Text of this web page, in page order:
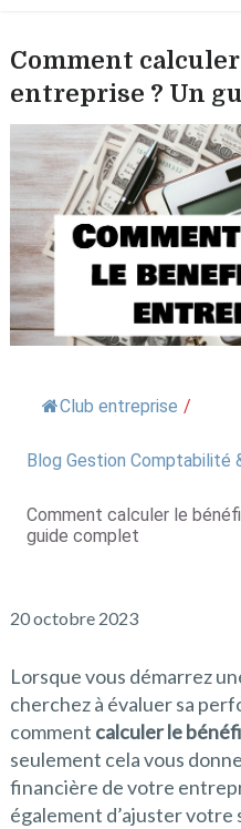
Comment
entreprise ? Un
Club entreprise /
Blog Gestion Comptabilité
Comment calculer le
guide complet
20 octobre 2023
Lorsque vous démarrez
cherchez à évaluer sa
comment calculer le
seulement cela vous
financière de votre
également d’ajuster